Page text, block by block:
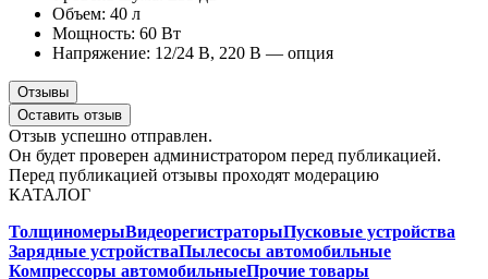
Объем: 40 л
Мощность: 60 Вт
Напряжение: 12/24 В, 220 В — опция
Отзывы
Оставить отзыв
Отзыв успешно отправлен.
Он будет проверен администратором перед публикацией.
Перед публикацией отзывы проходят модерацию
КАТАЛОГ
ТолщиномерыВидеорегистраторыПусковые устройства
Зарядные устройстваПылесосы автомобильные
Компрессоры автомобильныеПрочие товары